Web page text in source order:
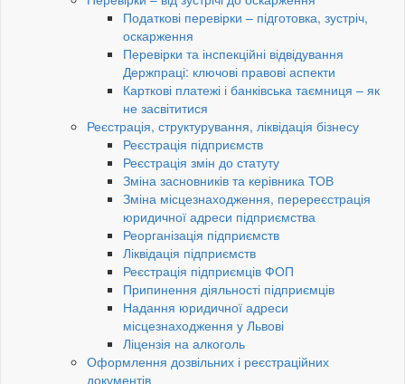
Податкові перевірки – підготовка, зустріч,
оскарження
Перевірки та інспекційні відвідування
Держпраці: ключові правові аспекти
Карткові платежі і банківська таємниця – як
не засвітитися
Реєстрація, структурування, ліквідація бізнесу
Реєстрація підприємств
Реєстрація змін до статуту
Зміна засновників та керівника ТОВ
Зміна місцезнаходження, перереєстрація
юридичної адреси підприємства
Реорганізація підприємств
Ліквідація підприємств
Реєстрація підприємців ФОП
Припинення діяльності підприємців
Надання юридичної адреси
місцезнаходження у Львові
Ліцензія на алкоголь
Оформлення дозвільних і реєстраційних
документів